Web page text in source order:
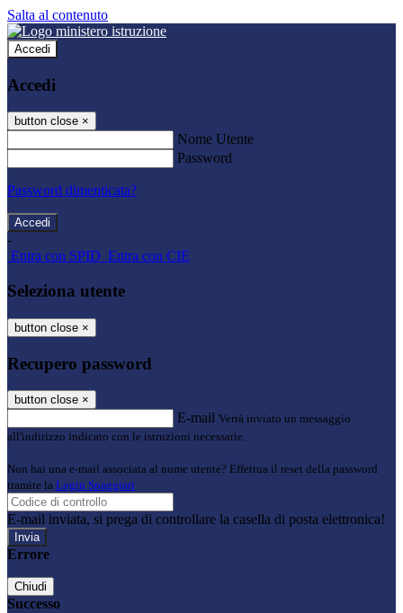
Salta al contenuto
Accedi
Accedi
button close ×
Nome Utente
Password
Password dimenticata?
-
Entra con SPID Entra con CIE
Seleziona utente
button close ×
Recupero password
button close ×
E-mail Verrà inviato un messaggio
all'indirizzo indicato con le istruzioni necessarie.
Non hai una e-mail associata al nome utente? Effettua il reset della password
tramite la Login Spaggiari
E-mail inviata, si prega di controllare la casella di posta elettronica!
Errore
Chiudi
Successo